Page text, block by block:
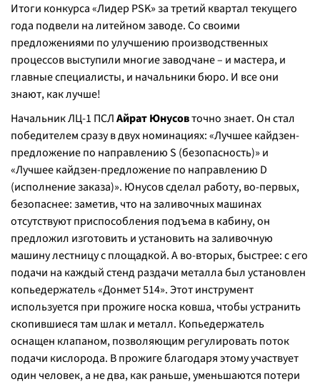
Итоги конкурса «Лидер PSK» за третий квартал текущего
года подвели на литейном заводе. Со своими
предложениями по улучшению производственных
процессов выступили многие заводчане – и мастера, и
главные специалисты, и начальники бюро. И все они
знают, как лучше!
Начальник ЛЦ-1 ПСЛАйрат Юнусовточно знает. Он стал
победителем сразу в двух номинациях: «Лучшее кайдзен-
предложение по направлению S (безопасность)» и
«Лучшее кайдзен-предложение по направлению D
(исполнение заказа)». Юнусов сделал работу, во-первых,
безопаснее: заметив, что на заливочных машинах
отсутствуют приспособления подъема в кабину, он
предложил изготовить и установить на заливочную
машину лестницу с площадкой. А во-вторых, быстрее: с его
подачи на каждый стенд раздачи металла был установлен
копьедержатель «Донмет 514». Этот инструмент
используется при прожиге носка ковша, чтобы устранить
скопившиеся там шлак и металл. Копьедержатель
оснащен клапаном, позволяющим регулировать поток
подачи кислорода. В прожиге благодаря этому участвует
один человек, а не два, как раньше, уменьшаются потери